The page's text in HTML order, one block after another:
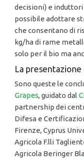
decisioni) e induttori
possibile adottare
che consentano di
kg/ha di rame
solo per il bio ma
La
Sono queste le
Grapes, guidato dal
partnership dei
Difesa e
Firenze, Cyprus
Agricola F.lli
Agricola Beringer